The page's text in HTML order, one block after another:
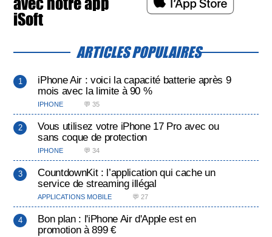
iSoft
ARTICLES POPULAIRES
iPhone Air : voici la capacité batterie après 9
mois avec la limite à 90 %
IPHONE 💬 35
Vous utilisez votre iPhone 17 Pro avec ou
sans coque de protection
IPHONE 💬 34
CountdownKit : l’application qui cache un
service de streaming illégal
APPLICATIONS MOBILE 💬 27
Bon plan : l'iPhone Air d'Apple est en
promotion à 899 €